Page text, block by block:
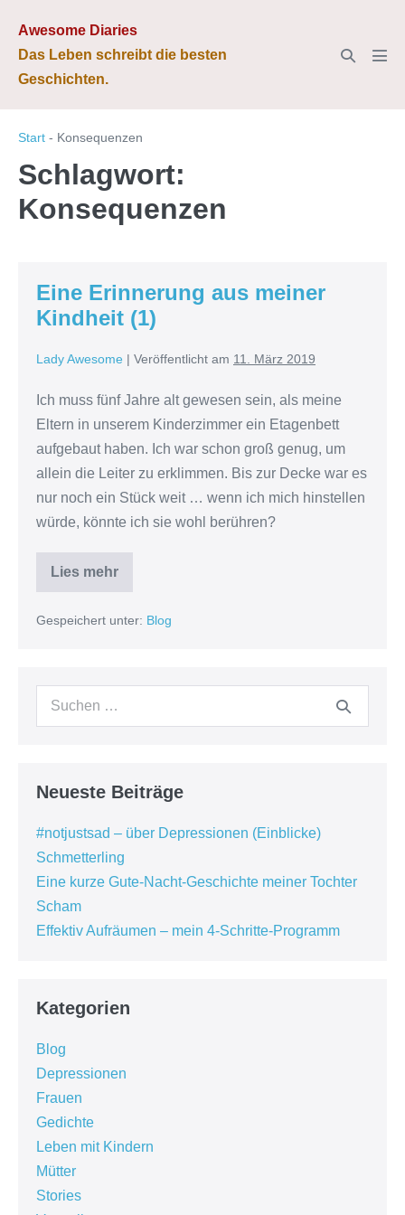
Inhalt
springen
Awesome Diaries
Das Leben schreibt die besten
Geschichten.
Suche-
Start - Konsequenzen
Schlagwort:
Konsequenzen
Eine Erinnerung aus meiner
Kindheit (1)
Lady Awesome | Veröffentlicht am 11. März 2019
Ich muss fünf Jahre alt gewesen sein, als meine
Eltern in unserem Kinderzimmer ein Etagenbett
aufgebaut haben. Ich war schon groß genug, um
allein die Leiter zu erklimmen. Bis zur Decke war es
nur noch ein Stück weit … wenn ich mich hinstellen
würde, könnte ich sie wohl berühren?
Lies mehr
Eine
meiner
Gespeichert unter: Blog
Suchen
Neueste Beiträge
#notjustsad – über Depressionen (Einblicke)
Schmetterling
Eine kurze Gute-Nacht-Geschichte meiner Tochter
Scham
Effektiv Aufräumen – mein 4-Schritte-Programm
Kategorien
Blog
Depressionen
Frauen
Gedichte
Leben mit Kindern
Mütter
Stories